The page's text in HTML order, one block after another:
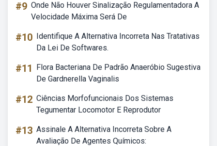
#9 Onde Não Houver Sinalização Regulamentadora A
Velocidade Máxima Será De
#10 Identifique A Alternativa Incorreta Nas Tratativas
Da Lei De Softwares.
#11
Flora Bacteriana De Padrão Anaeróbio Sugestiva
De Gardnerella Vaginalis
#12 Ciências Morfofuncionais Dos Sistemas
Tegumentar Locomotor E Reprodutor
#13 Assinale A Alternativa Incorreta Sobre A
Avaliação De Agentes Químicos: